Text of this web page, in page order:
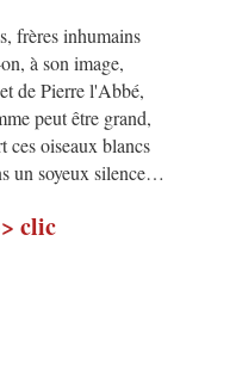
frères inhumains
à son image,
de Pierre l'Abbé,
peut être grand,
oiseaux blancs
un soyeux silence…
clic